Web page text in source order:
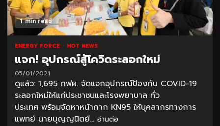
1 min read
ENERGY FORCE HOT NEWS
แจก! อุปกรณ์สู้โควิดระลอกใหม่
05/01/2021
ดูแล้ว: 1,695 กฟผ. จัดแจกอุปกรณ์ป้องกัน COVID-19
ระลอกใหม่ให้แก่ประชาชนและโรงพยาบาล ทั่ว
ประเทศ พร้อมจัดหาหน้ากาก KN95 ให้บุคลากรทางการ
แพทย์ นายบุญญนิตย์... อ่านต่อ